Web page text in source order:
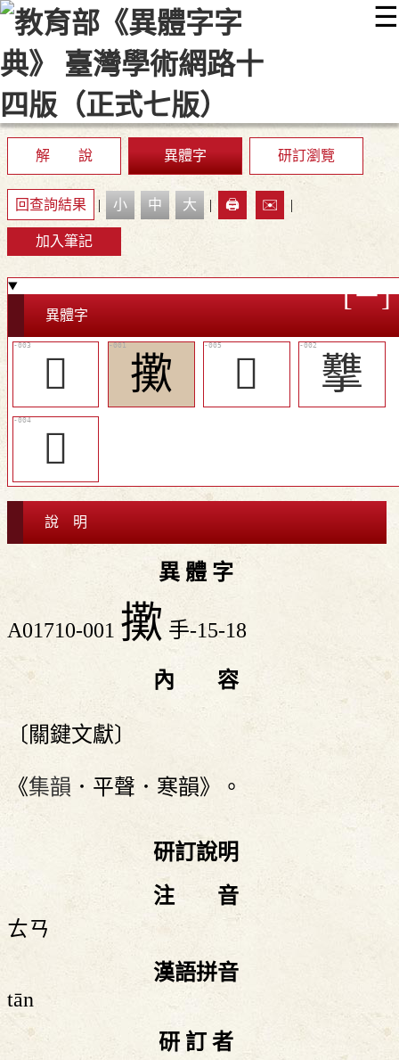
☰
::: 最新消息 常見問題 編輯說明
顯示模式
網站導覽
解 說 異體字 研訂瀏覽
回查詢結果 | 小 中 大 | 🖨️ ✉️ |
加入筆記
異體字
󲚘 擹 󲚚
𢺋
󲚙
說 明
異 體 字
A01710-001 擹 手-15-18
內 容
〔關鍵文獻〕
《集韻 ．平聲．寒韻》。
研訂說明
注 音
ㄊㄢ
漢語拼音
tān
研 訂 者